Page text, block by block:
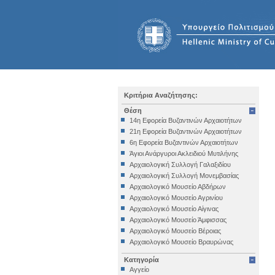
Κριτήρια Αναζήτησης:
Θέση
14η Εφορεία Βυζαντινών Αρχαιοτήτων
21η Εφορεία Βυζαντινών Αρχαιοτήτων
6η Εφορεία Βυζαντινών Αρχαιοτήτων
Άγιοι Ανάργυροι Ακλειδιού Μυτιλήνης
Αρχαιολογική Συλλογή Γαλαξιδίου
Αρχαιολογική Συλλογή Μονεμβασίας
Αρχαιολογικό Μουσείο Αβδήρων
Αρχαιολογικό Μουσείο Αγρινίου
Αρχαιολογικό Μουσείο Αίγινας
Αρχαιολογικό Μουσείο Άμφισσας
Αρχαιολογικό Μουσείο Βέροιας
Αρχαιολογικό Μουσείο Βραυρώνας
Αρχαιολογικό Μουσείο Δελφών
Αρχαιολογικό Μουσείο Ηγουμενίτσας
Κατηγορία
Αγγείο